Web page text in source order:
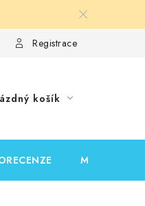
recenzí
Registrace
košík
MOJE